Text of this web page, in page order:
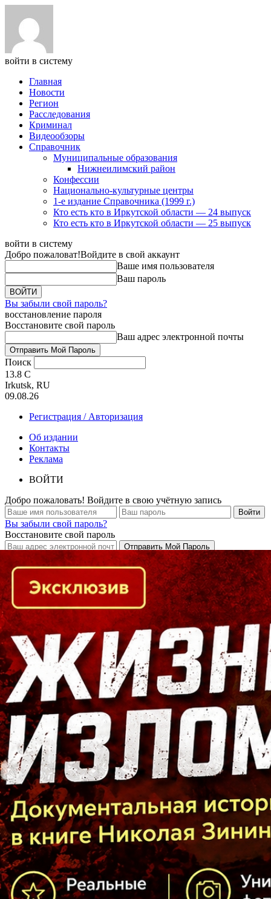
войти в систему
Главная
Новости
Регион
Расследования
Криминал
Видеообзоры
Справочник
Муниципальные образования
Нижнеилимский район
Конфессии
Национально-культурные центры
1-е издание Справочника (1999 г.)
Кто есть кто в Иркутской области — 24 выпуск
Кто есть кто в Иркутской области — 25 выпуск
войти в систему
Добро пожаловат!Войдите в свой аккаунт
Ваше имя пользователя
Ваш пароль
Вы забыли свой пароль?
восстановление пароля
Восстановите свой пароль
Ваш адрес электронной почты
Поиск
13.8 C
Irkutsk, RU
09.08.26
Регистрация / Авторизация
Об издании
Контакты
Реклама
ВОЙТИ
Добро пожаловать! Войдите в свою учётную запись
Вы забыли свой пароль?
Восстановите свой пароль
Кто есть кто в Байкальском регионе